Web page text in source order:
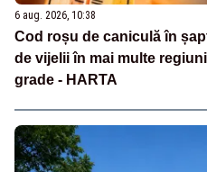
6 aug. 2026, 10:38
Cod roșu de caniculă în
de vijelii în mai multe
grade - HARTA